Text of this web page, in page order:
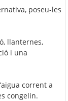
poseu-les
llanternes,
i una
corrent a
congelin.